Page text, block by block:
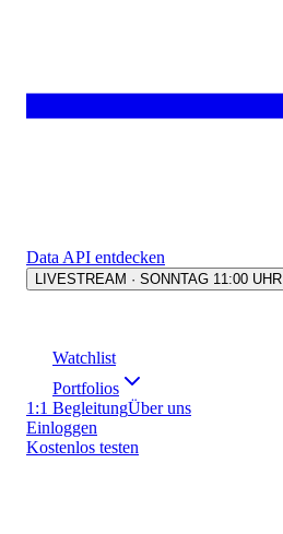
Data API entdecken
LIVESTREAM · SONNTAG 11:00 UHR
Watchlist
Portfolios
1:1 BegleitungÜber uns
Einloggen
Kostenlos testen